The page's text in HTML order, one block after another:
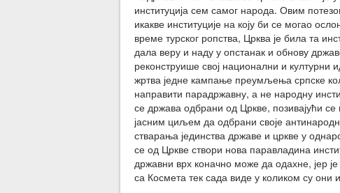
институција сем самог народа. Овим
икакве институције на коју би се могао
време турског ропства, Црква је била та
дала веру и наду у опстанак и обнову
реконструише свој национални и културни
жртва једне кампање преумљења српске
направити парадржавну, а не народну
се држава одбрани од Цркве, позивајући се
јасним циљем да одбрани своје
стварања јединства државе и цркве у
се од Цркве створи нова паравладина
државни врх коначно може да одахне, јер
са Космета тек сада виде у коликом су они